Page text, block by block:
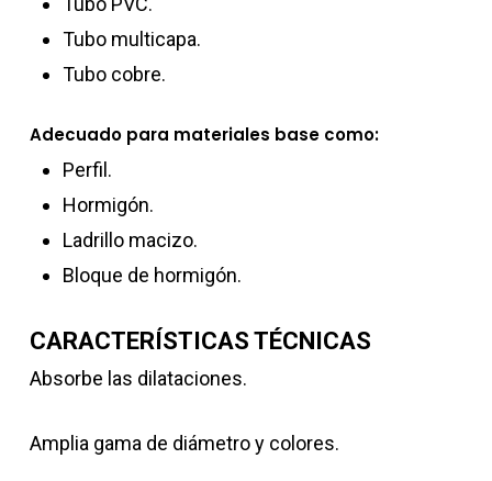
Tubo multicapa.
Tubo cobre.
Adecuado para materiales base como:
Perfil.
Hormigón.
Ladrillo macizo.
Bloque de hormigón.
CARACTERÍSTICAS TÉCNICAS
Absorbe las dilataciones.
Amplia gama de diámetro y colores.